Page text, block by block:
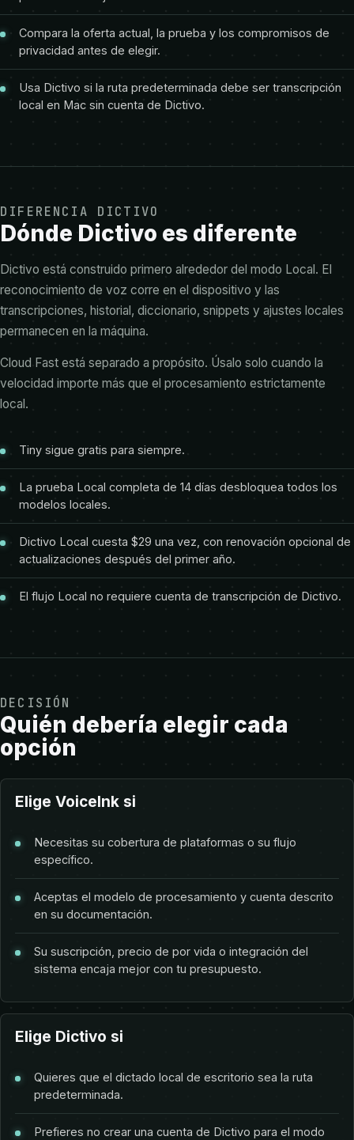
Compara la oferta actual, la prueba y los compromisos de
privacidad antes de elegir.
Usa Dictivo si la ruta predeterminada debe ser transcripción
local en Mac sin cuenta de Dictivo.
DIFERENCIA DICTIVO
Dónde Dictivo es diferente
Dictivo está construido primero alrededor del modo Local. El
reconocimiento de voz corre en el dispositivo y las
transcripciones, historial, diccionario, snippets y ajustes locales
permanecen en la máquina.
Cloud Fast está separado a propósito. Úsalo solo cuando la
velocidad importe más que el procesamiento estrictamente
local.
Tiny sigue gratis para siempre.
La prueba Local completa de 14 días desbloquea todos los
modelos locales.
Dictivo Local cuesta $29 una vez, con renovación opcional de
actualizaciones después del primer año.
El flujo Local no requiere cuenta de transcripción de Dictivo.
DECISIÓN
Quién debería elegir cada
opción
Elige VoiceInk si
Necesitas su cobertura de plataformas o su flujo
específico.
Aceptas el modelo de procesamiento y cuenta descrito
en su documentación.
Su suscripción, precio de por vida o integración del
sistema encaja mejor con tu presupuesto.
Elige Dictivo si
Quieres que el dictado local de escritorio sea la ruta
predeterminada.
Prefieres no crear una cuenta de Dictivo para el modo